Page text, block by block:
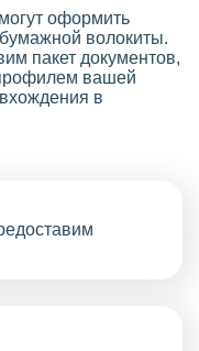
оформить
волокиты.
пакет документов,
вашей
в